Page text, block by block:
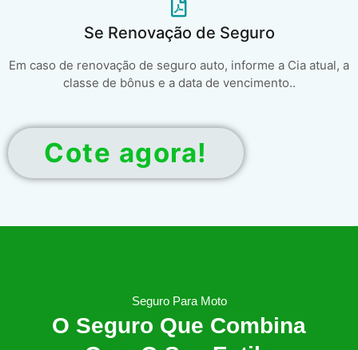
Se Renovação de Seguro
Em caso de renovação de seguro auto, informe a Cia atual, a
classe de bônus e a data de vencimento..
Cote agora!
Seguro Para Moto
O Seguro Que Combina